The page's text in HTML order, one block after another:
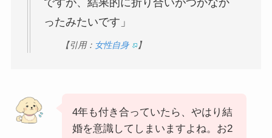
ったみたいです」
【引用： 女性自身 】
4年も付き合っていたら、やはり結
婚を意識してしまいますよね。お2